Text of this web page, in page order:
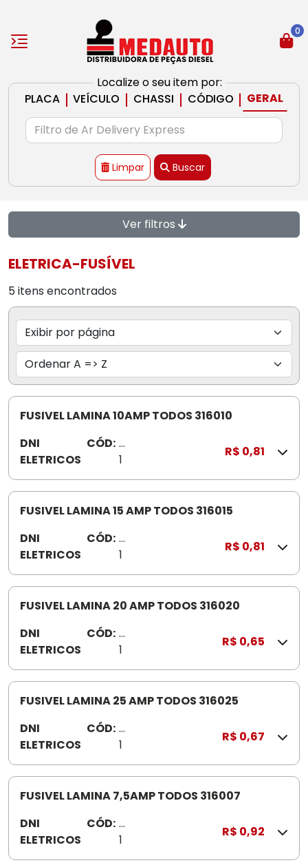
Localize o seu item por:
PLACA | VEÍCULO | CHASSI | CÓDIGO | GERAL
Limpar Buscar
0
Ver filtros
ELETRICA-FUSÍVEL
5 itens encontrados
FUSIVEL LAMINA 10AMP TODOS 316010
DNI
ELETRICOS
CÓD: 3
1
6
0
1
R$ 0,81
FUSIVEL LAMINA 15 AMP TODOS 316015
DNI
ELETRICOS
CÓD: 3
1
6
0
1
R$ 0,81
FUSIVEL LAMINA 20 AMP TODOS 316020
DNI
ELETRICOS
CÓD: 3
1
6
0
2
R$ 0,65
FUSIVEL LAMINA 25 AMP TODOS 316025
DNI
ELETRICOS
CÓD: 3
1
6
0
2
R$ 0,67
FUSIVEL LAMINA 7,5AMP TODOS 316007
DNI
ELETRICOS
CÓD: 3
1
6
R$ 0,92